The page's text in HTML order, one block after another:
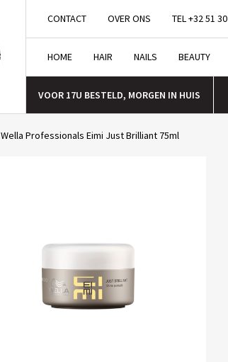
CONTACT OVER ONS TEL +32 51
HOME HAIR NAILS BEAUTY
VOOR 17U BESTELD, MORGEN IN HUIS
Wella Professionals Eimi Just Brilliant 75ml